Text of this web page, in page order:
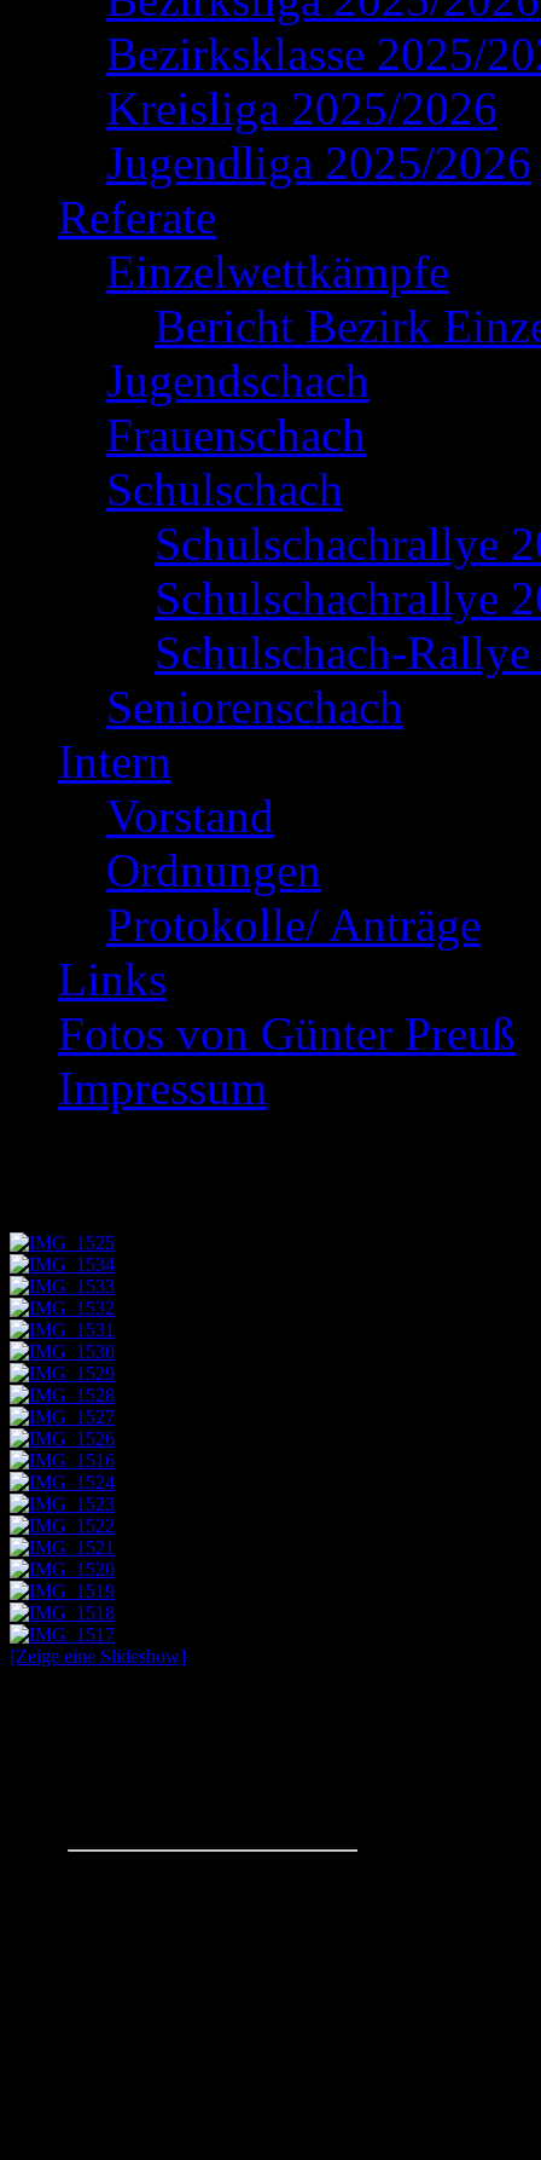
Bezirksklasse 2025/
Kreisliga 2025/2026
Jugendliga 2025/2026
Referate
Einzelwettkämpfe
Bericht Bezirk
Jugendschach
Frauenschach
Schulschach
Schulschachrallye
Schulschachrallye
Schulschach-
Seniorenschach
Intern
Vorstand
Ordnungen
Protokolle/ Anträge
Links
Fotos von Günter Preuß
Impressum
[Zeige eine Slideshow]